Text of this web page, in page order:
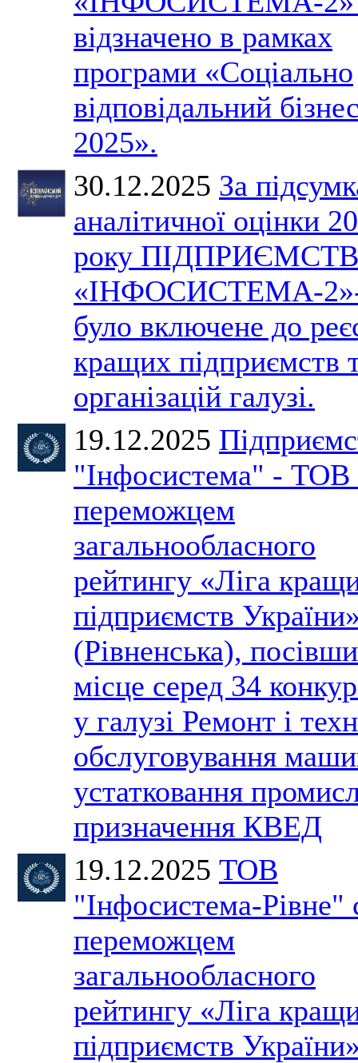
відзначено в рамках
програми «Соціально
відповідальний
2025».
30.12.2025 За
аналітичної оцінки
року
«ІНФОСИСТЕМА-
було включене до
кращих підприємств
організацій галузі.
19.12.2025
"Інфосистема" - ТОВ
переможцем
загальнообласного
рейтингу «Ліга
підприємств
(Рівненська),
місце серед 34
у галузі Ремонт і
обслуговування
устатковання
призначення КВЕД
19.12.2025 ТОВ
"Інфосистема-Рівне"
переможцем
загальнообласного
рейтингу «Ліга
підприємств